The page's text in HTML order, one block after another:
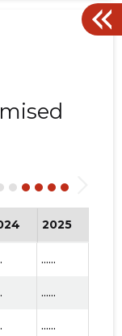
2025
......
......
......